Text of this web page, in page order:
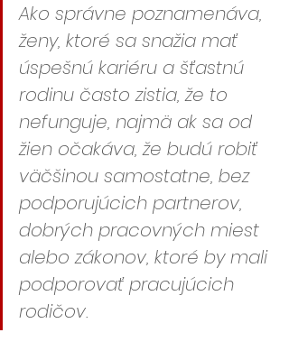
Ako správne poznamenáva,
ženy, ktoré sa snažia mať
úspešnú kariéru a šťastnú
rodinu často zistia, že to
nefunguje, najmä ak sa od
žien očakáva, že budú robiť
väčšinou samostatne, bez
podporujúcich partnerov,
dobrých pracovných miest
alebo zákonov, ktoré by mali
podporovať pracujúcich
rodičov.